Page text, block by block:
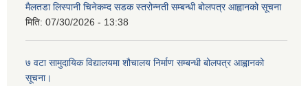
मैलतडा लिस्पानी चिनेकम्द सडक स्तरोन्नती सम्बन्धी बोलपत्र आह्वानको सूचना
मिति: 07/30/2026 - 13:38
७ वटा सामुदायिक विद्यालयमा शौचालय निर्माण सम्बन्धी बोलपत्र आह्वानको
सूचना।